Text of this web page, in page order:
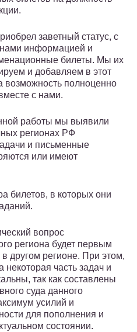
заветный статус, с
нами информацией и
билеты. Мы их
и добавляем в этот
возможность полноценно
с нами.
работы мы выявили
регионах РФ
и письменные
или имеют
билетов, в которых они
вопрос
региона будет первым
другом регионе. При этом,
некоторая часть задач и
так как составлены
суда данного
усилий и
для пополнения и
состоянии.